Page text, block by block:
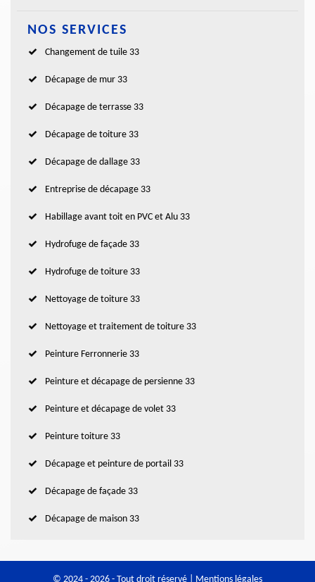
NOS SERVICES
Changement de tuile 33
Décapage de mur 33
Décapage de terrasse 33
Décapage de toiture 33
Décapage de dallage 33
Entreprise de décapage 33
Habillage avant toit en PVC et Alu 33
Hydrofuge de façade 33
Hydrofuge de toiture 33
Nettoyage de toiture 33
Nettoyage et traitement de toiture 33
Peinture Ferronnerie 33
Peinture et décapage de persienne 33
Peinture et décapage de volet 33
Peinture toiture 33
Décapage et peinture de portail 33
Décapage de façade 33
Décapage de maison 33
© 2024 - 2026 - Tout droit réservé | Mentions légales